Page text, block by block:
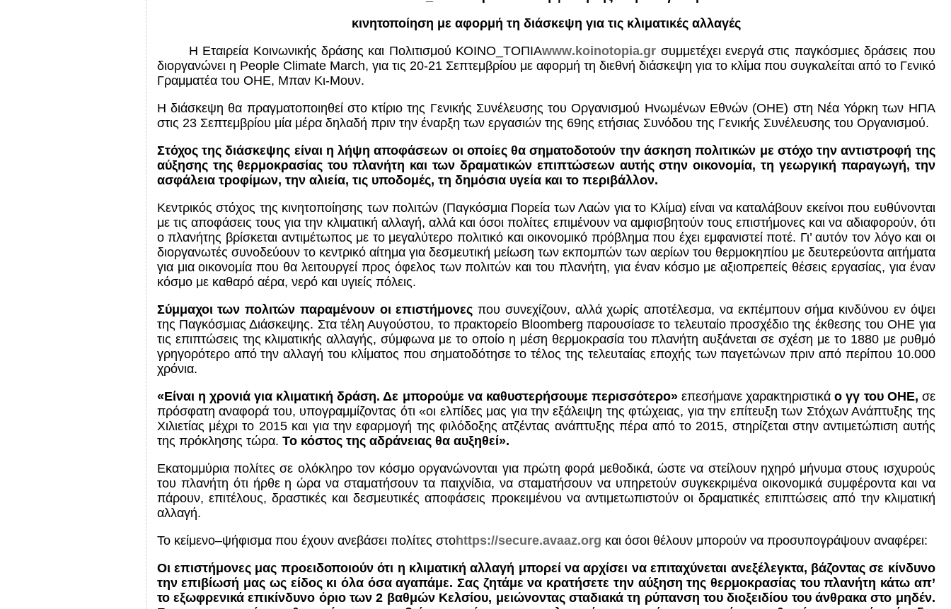
κινητοποίηση με αφορμή τη διάσκεψη για τις κλιματικές αλλαγές
Η Εταιρεία Κοινωνικής δράσης και Πολιτισμού ΚΟΙΝΟ_ΤΟΠΙΑwww. koinotopia.gr συμμετέχει ενεργά στις παγκόσμιες δράσεις που
διοργανώνει η People Climate March, για τις 20-21 Σεπτεμβρίου με αφορμή τη διεθνή διάσκεψη για το κλίμα που συγκαλείται από το Γενικό
Γραμματέα του ΟΗΕ, Μπαν Κι-Μουν.
Η διάσκεψη θα πραγματοποιηθεί στο κτίριο της Γενικής Συνέλευσης του Οργανισμού Ηνωμένων Εθνών (ΟΗΕ) στη Νέα Υόρκη των ΗΠΑ
στις 23 Σεπτεμβρίου μία μέρα δηλαδή πριν την έναρξη των εργασιών της 69ης ετήσιας Συνόδου της Γενικής Συνέλευσης του Οργανισμού.
Στόχος της διάσκεψης είναι η λήψη αποφάσεων οι οποίες θα σηματοδοτούν την άσκηση πολιτικών με στόχο την αντιστροφή της
αύξησης της θερμοκρασίας του πλανήτη και των δραματικών επιπτώσεων αυτής στην οικονομία, τη γεωργική παραγωγή, την
ασφάλεια τροφίμων, την αλιεία, τις υποδομές, τη δημόσια υγεία και το περιβάλλον.
Κεντρικός στόχος της κινητοποίησης των πολιτών (Παγκόσμια Πορεία των Λαών για το Κλίμα) είναι να καταλάβουν εκείνοι που ευθύνονται
με τις αποφάσεις τους για την κλιματική αλλαγή, αλλά και όσοι πολίτες επιμένουν να αμφισβητούν τους επιστήμονες και να αδιαφορούν, ότι
ο πλανήτης βρίσκεται αντιμέτωπος με το μεγαλύτερο πολιτικό και οικονομικό πρόβλημα που έχει εμφανιστεί ποτέ. Γι’ αυτόν τον λόγο και οι
διοργανωτές συνοδεύουν το κεντρικό αίτημα για δεσμευτική μείωση των εκπομπών των αερίων του θερμοκηπίου με δευτερεύοντα αιτήματα
για μια οικονομία που θα λειτουργεί προς όφελος των πολιτών και του πλανήτη, για έναν κόσμο με αξιοπρεπείς θέσεις εργασίας, για έναν
κόσμο με καθαρό αέρα, νερό και υγιείς πόλεις.
Σύμμαχοι των πολιτών παραμένουν οι επιστήμονεςπου συνεχίζουν, αλλά χωρίς αποτέλεσμα, να εκπέμπουν σήμα κινδύνου εν όψει
της Παγκόσμιας Διάσκεψης. Στα τέλη Αυγούστου, το πρακτορείο Bloomberg παρουσίασε το τελευταίο προσχέδιο της έκθεσης του ΟΗΕ για
τις επιπτώσεις της κλιματικής αλλαγής, σύμφωνα με το οποίο η μέση θερμοκρασία του πλανήτη αυξάνεται σε σχέση με το 1880 με ρυθμό
γρηγορότερο από την αλλαγή του κλίματος που σηματοδότησε το τέλος της τελευταίας εποχής των παγετώνων πριν από περίπου 10.000
χρόνια.
«Είναι η χρονιά για κλιματική δράση. Δε μπορούμε να καθυστερήσουμε περισσότερο»επεσήμανε χαρακτηριστικάο γγ του ΟΗΕ, σε
πρόσφατη αναφορά του, υπογραμμίζοντας ότι «οι ελπίδες μας για την εξάλειψη της φτώχειας, για την επίτευξη των Στόχων Ανάπτυξης της
Χιλιετίας μέχρι το 2015 και για την εφαρμογή της φιλόδοξης ατζέντας ανάπτυξης πέρα από το 2015, στηρίζεται στην αντιμετώπιση αυτής
της πρόκλησης τώρα. Το κόστος της αδράνειας θα αυξηθεί».
Εκατομμύρια πολίτες σε ολόκληρο τον κόσμο οργανώνονται για πρώτη φορά μεθοδικά, ώστε να στείλουν ηχηρό μήνυμα στους ισχυρούς
του πλανήτη ότι ήρθε η ώρα να σταματήσουν τα παιχνίδια, να σταματήσουν να υπηρετούν συγκεκριμένα οικονομικά συμφέροντα και να
πάρουν, επιτέλους, δραστικές και δεσμευτικές αποφάσεις προκειμένου να αντιμετωπιστούν οι δραματικές επιπτώσεις από την κλιματική
αλλαγή.
Το κείμενο–ψήφισμα που έχουν ανεβάσει πολίτες στοhttps://secure.avaaz.org και όσοι θέλουν μπορούν να προσυπογράψουν αναφέρει:
Οι επιστήμονες μας προειδοποιούν ότι η κλιματική αλλαγή μπορεί να αρχίσει να επιταχύνεται ανεξέλεγκτα, βάζοντας σε κίνδυνο
την επιβίωσή μας ως είδος κι όλα όσα αγαπάμε. Σας ζητάμε να κρατήσετε την αύξηση της θερμοκρασίας του πλανήτη κάτω απ’
το εξωφρενικά επικίνδυνο όριο των 2 βαθμών Κελσίου, μειώνοντας σταδιακά τη ρύπανση του διοξειδίου του άνθρακα στο μηδέν.